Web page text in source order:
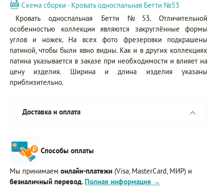
Схема сборки - Кровать односпальная Бетти №53
Кровать односпальная Бетти №53. Отличительной
особенностью коллекции являются закруглённые формы
углов и ножек. На всех фото фрезеровки подкрашены
патиной, чтобы были явно видны. Как и в других коллекциях
патина указывается в заказе при необходимости и влияет на
цену изделия. Ширина и длина изделия указаны
приблизительно.
Доставка и оплата
Способы оплаты
Мы принимаем онлайн-платежи (Visa, MasterCard, МИР) и
безналичный перевод. Полная информация →